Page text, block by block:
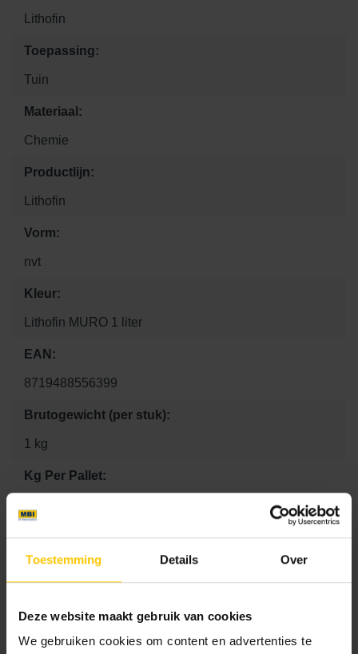
Toestemming Details Over
Deze website maakt gebruik van cookies
We gebruiken cookies om content en advertenties te
Lithofin
Toepassing:
Tuin
Materiaal:
Chemie
Productlijn:
Lithofin
Vorm:
nvt
Kleur:
Lithofin MURO 1 liter
EAN:
8719488556399
Brutogewicht (per stuk):
1 kg
Kg Per Pallet:
Aantal per m2:
1